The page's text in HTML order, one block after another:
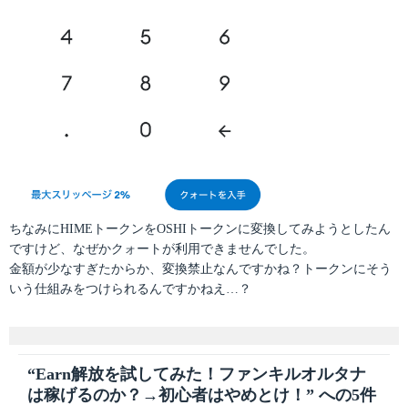
ちなみにHIMEトークンをOSHIトークンに変換してみようとしたん
ですけど、なぜかクォートが利用できませんでした。
金額が少なすぎたからか、変換禁止なんですかね？トークンにそう
いう仕組みをつけられるんですかねえ…？
“Earn解放を試してみた！ファンキルオルタナ
は稼げるのか？→初心者はやめとけ！” への5件